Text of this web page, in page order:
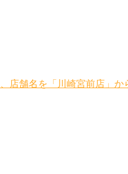
舗名を「川崎宮前店」